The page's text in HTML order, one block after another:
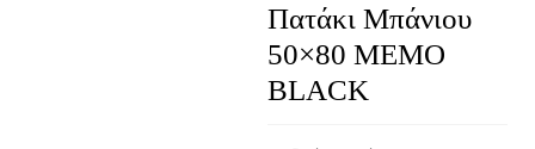
Πατάκι Μπάνιου
50×80 MEMO
BLACK